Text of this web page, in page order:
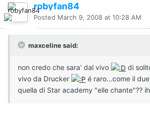
robyfan84
Posted March 9, 2008 at 10:28 AM
maxceline said:
non credo che sara' dal vivo
di
vivo da Drucker
é raro...come il
quella di Star academy "elle chante"??